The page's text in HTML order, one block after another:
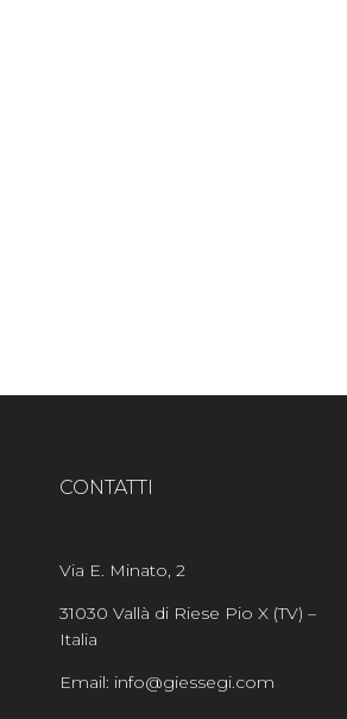
CONTATTI
Via E. Minato, 2
31030 Vallà di Riese Pio X (TV) –
Italia
Email: info@giessegi.com